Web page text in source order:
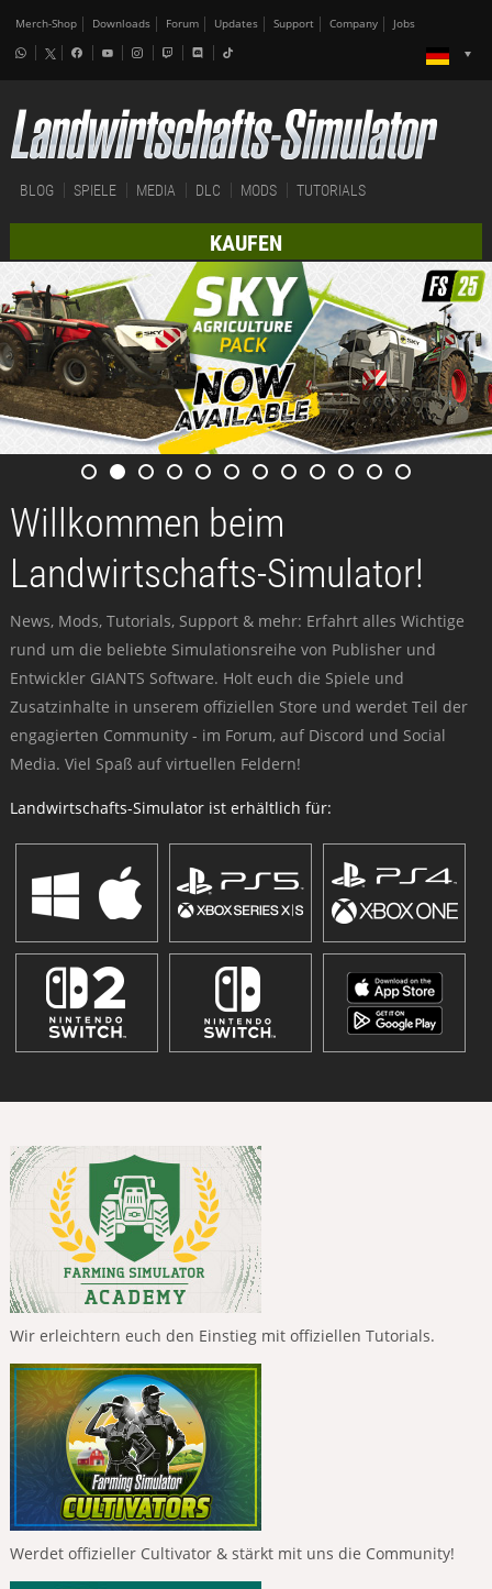
Merch-Shop Downloads Forum Updates Support Company Jobs
BLOG SPIELE MEDIA DLC MODS TUTORIALS
KAUFEN
Willkommen beim
Landwirtschafts-Simulator!
News, Mods, Tutorials, Support & mehr: Erfahrt alles Wichtige
rund um die beliebte Simulationsreihe von Publisher und
Entwickler GIANTS Software. Holt euch die Spiele und
Zusatzinhalte in unserem offiziellen Store und werdet Teil der
engagierten Community - im Forum, auf Discord und Social
Media. Viel Spaß auf virtuellen Feldern!
Landwirtschafts-Simulator ist erhältlich für:
Wir erleichtern euch den Einstieg mit offiziellen Tutorials.
Werdet offizieller Cultivator & stärkt mit uns die Community!